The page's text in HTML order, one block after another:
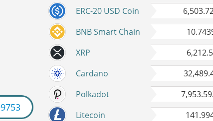
ERC-20 USD Coin
BNB Smart Chain
XRP
Cardano
Polkadot
Litecoin